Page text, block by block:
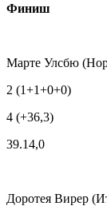
Финиш
Марте Улсбю
2 (1+1+0+0)
4 (+36,3)
39.14,0
Доротея Вирер